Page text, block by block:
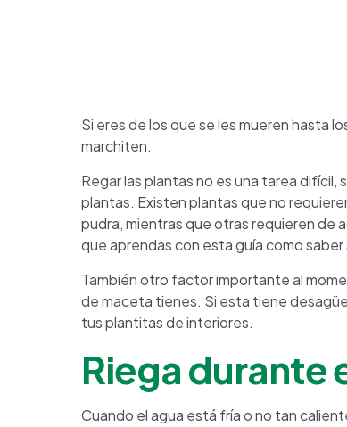
Si eres de los que se les mueren hasta
marchiten.
Regar las plantas no es una tarea
plantas. Existen plantas que no
pudra, mientras que otras requieren de
que aprendas con esta guía como
También otro factor importante al
de maceta tienes. Si esta tiene
tus plantitas de interiores.
Riega durante
Cuando el agua está fría o no tan